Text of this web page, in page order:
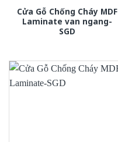
Cửa Gỗ Chống Cháy MDF
Laminate van ngang-
SGD